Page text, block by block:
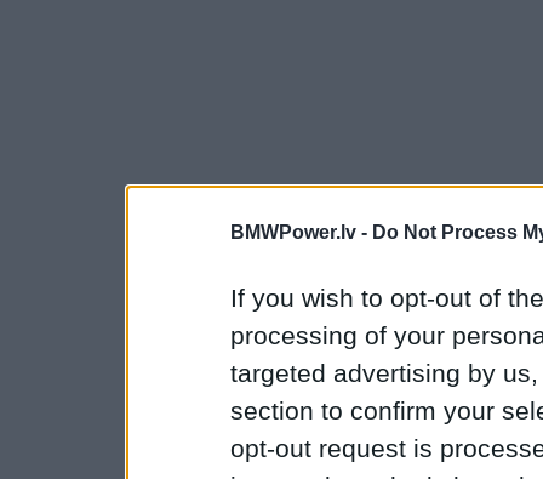
BMWPower.lv - Do Not Process
If you wish to opt-out of
processing of your
targeted advertising by
section to confirm your
opt-out request is